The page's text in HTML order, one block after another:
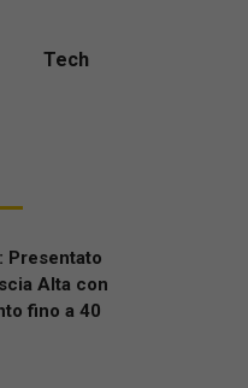
Tech
Presentato
Alta con
fino a 40